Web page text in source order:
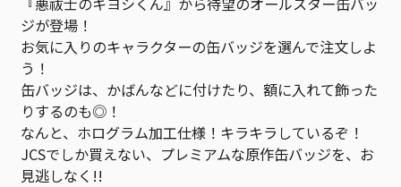
ジが登場！
お気に入りのキャラクターの缶バッジを選んで注文しよ
う！
缶バッジは、かばんなどに付けたり、額に入れて飾った
りするのも◎！
なんと、ホログラム加工仕様！キラキラしているぞ！
JCSでしか買えない、プレミアムな原作缶バッジを、お
見逃しなく!!